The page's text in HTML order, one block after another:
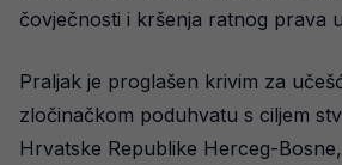
čovječnosti i kršenja ratnog prava
Praljak je proglašen krivim za
zločinačkom poduhvatu s ciljem
Hrvatske Republike Herceg-